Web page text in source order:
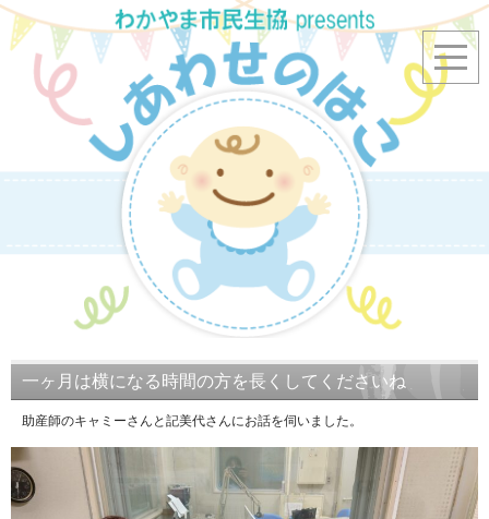
一ヶ月は横になる時間の方を長くしてくださいね
助産師のキャミーさんと記美代さんにお話を伺いました。